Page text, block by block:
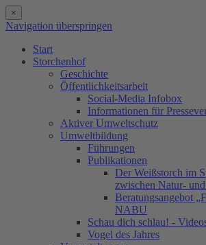
×
Navigation überspringen
Start
Storchenhof
Geschichte
Öffentlichkeitsarbeit
Social-Media Infobox
Informationen für
Aktiver Umweltschutz
Umweltbildung
Führungen
Publikationen
Der Weißstorch im
zwischen Natur-
Beratungsangebot
NABU
Schau dich schlau! -
Vogel des Jahres